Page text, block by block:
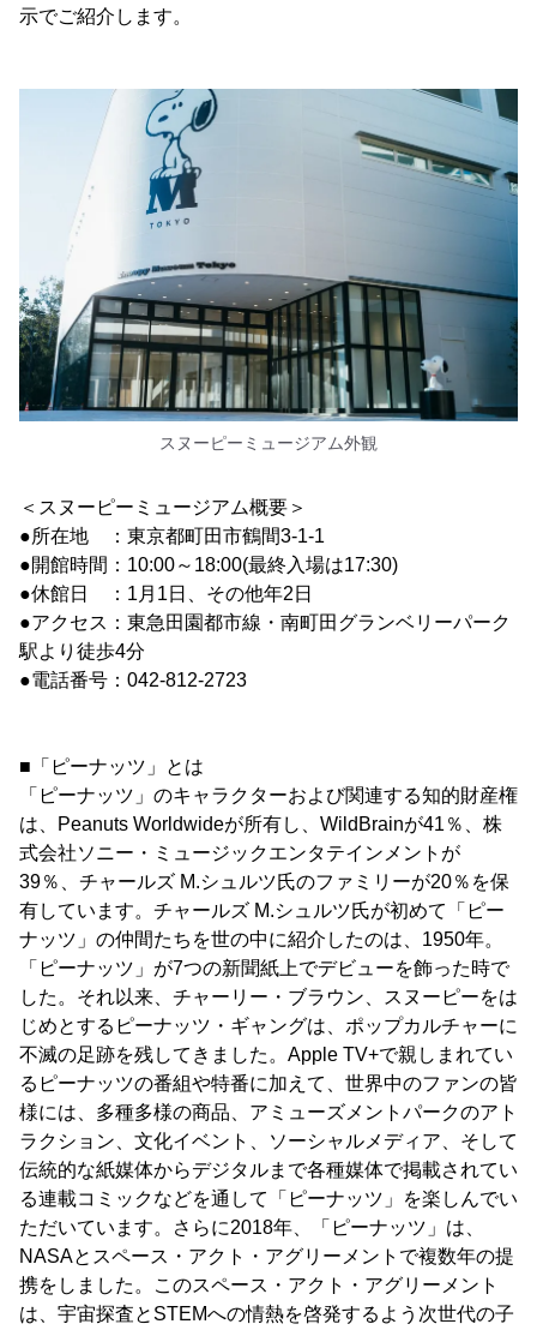
示でご紹介します。
スヌーピーミュージアム外観
＜スヌーピーミュージアム概要＞
●所在地 ：東京都町田市鶴間3-1-1
●開館時間：10:00～18:00(最終入場は17:30)
●休館日 ：1月1日、その他年2日
●アクセス：東急田園都市線・南町田グランベリーパーク
駅より徒歩4分
●電話番号：042-812-2723
■「ピーナッツ」とは
「ピーナッツ」のキャラクターおよび関連する知的財産権
は、Peanuts Worldwideが所有し、WildBrainが41％、株
式会社ソニー・ミュージックエンタテインメントが
39％、チャールズ M.シュルツ氏のファミリーが20％を保
有しています。チャールズ M.シュルツ氏が初めて「ピー
ナッツ」の仲間たちを世の中に紹介したのは、1950年。
「ピーナッツ」が7つの新聞紙上でデビューを飾った時で
した。それ以来、チャーリー・ブラウン、スヌーピーをは
じめとするピーナッツ・ギャングは、ポップカルチャーに
不滅の足跡を残してきました。Apple TV+で親しまれてい
るピーナッツの番組や特番に加えて、世界中のファンの皆
様には、多種多様の商品、アミューズメントパークのアト
ラクション、文化イベント、ソーシャルメディア、そして
伝統的な紙媒体からデジタルまで各種媒体で掲載されてい
る連載コミックなどを通して「ピーナッツ」を楽しんでい
ただいています。さらに2018年、「ピーナッツ」は、
NASAとスペース・アクト・アグリーメントで複数年の提
携をしました。このスペース・アクト・アグリーメント
は、宇宙探査とSTEMへの情熱を啓発するよう次世代の子